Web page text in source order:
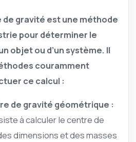
de gravité est une méthode
pour déterminer le
objet ou d’un système. Il
couramment
ce calcul :
de gravité géométrique :
à calculer le centre de
dimensions et des masses